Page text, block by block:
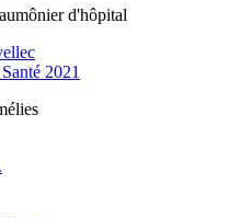
d'hôpital
2021